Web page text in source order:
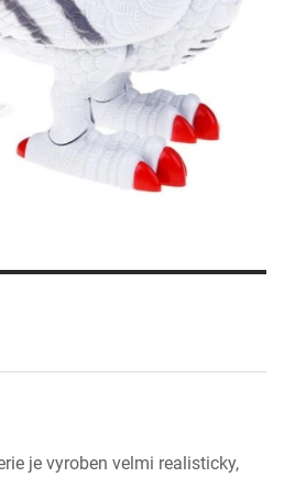
je vyroben velmi realisticky,